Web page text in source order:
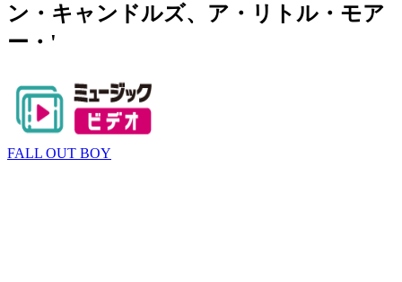
ン・キャンドルズ、ア・リトル・モア
ー・'
FALL OUT BOY